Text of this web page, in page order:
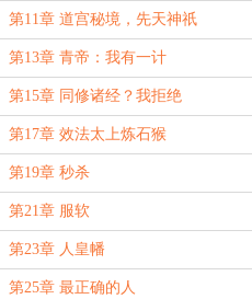
第11章 道宫秘境，先天神祇
第13章 青帝：我有一计
第15章 同修诸经？我拒绝
第17章 效法太上炼石猴
第19章 秒杀
第21章 服软
第23章 人皇幡
第25章 最正确的人